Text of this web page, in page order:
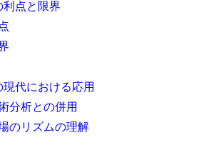
利点と限界
現代における応用
分析との併用
のリズムの理解